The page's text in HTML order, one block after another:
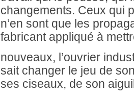
changements. Ceux qui
n’en sont que les
fabricant appliqué à
nouveaux, l’ouvrier
sait changer le jeu de
ses ciseaux, de son